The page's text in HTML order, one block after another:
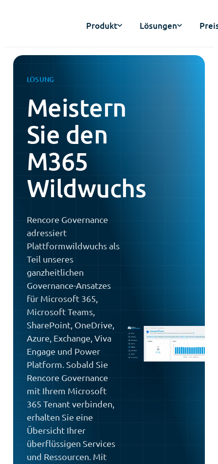
Produkt Lösungen
LÖSUNG
Meistern
Sie den
M365
Wildwuchs
Rencore Governance
adressiert
Plattformwildwuchs als
Teil unseres
ganzheitlichen
Governance-Ansatzes
für Microsoft 365,
Microsoft Teams,
SharePoint, OneDrive,
Azure, Exchange, Viva
Engage und Power
Platform. Sobald Sie
Rencore Governance
mit Ihrem Microsoft
365 Tenant verbinden,
erhalten Sie eine
Übersicht Ihrer
überflüssigen Services
und Ressourcen. Mit